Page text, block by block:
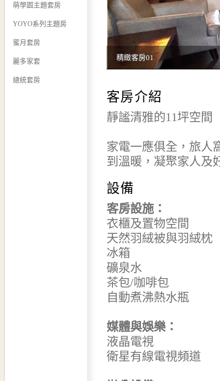
萌學園主題套房
YOYO系列主題房
蜜月套房
麗多家套
總統套房
精緻客房01
客房介紹
靜謐清雅的11坪空間
家電一應俱全，旅人
到溫暖，凝聚家人及
設備
客房設施：
衣櫃及置物空間
天然羽絨被與羽絨枕
冰箱
礦泉水
茶包/咖啡包
自動煮沸熱水瓶
媒體與娛樂：
液晶電視
衛星有線電視頻道